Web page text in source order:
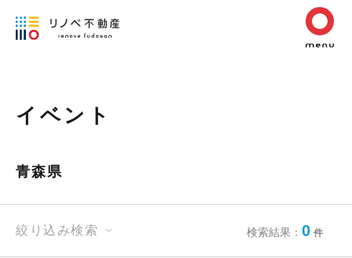
イベント
青森県
絞り込み検索 検索結果： 0 件